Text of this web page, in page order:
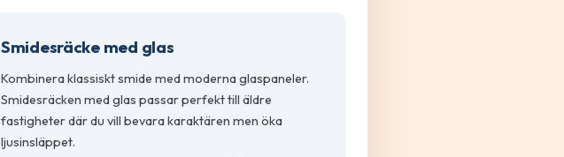
Smidesräcke med glas
Kombinera klassiskt smide med moderna glaspaneler.
Smidesräcken med glas passar perfekt till äldre
fastigheter där du vill bevara karaktären men öka
ljusinsläppet.